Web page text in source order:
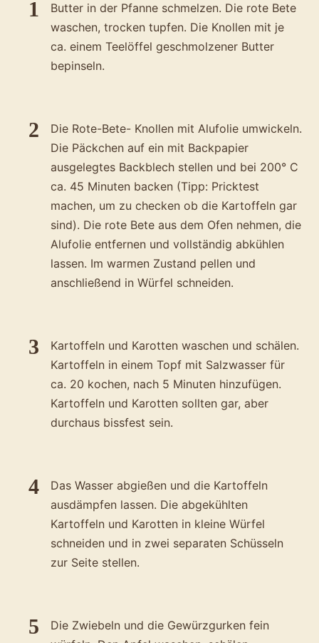
Rosolli-
Salat
Butter in der Pfanne schmelzen. Die rote Bete
waschen, trocken tupfen. Die Knollen mit je
ca. einem Teelöffel geschmolzener Butter
bepinseln.
Die Rote-Bete- Knollen mit Alufolie umwickeln.
Die Päckchen auf ein mit Backpapier
ausgelegtes Backblech stellen und bei 200° C
ca. 45 Minuten backen (Tipp: Pricktest
machen, um zu checken ob die Kartoffeln gar
sind). Die rote Bete aus dem Ofen nehmen, die
Alufolie entfernen und vollständig abkühlen
lassen. Im warmen Zustand pellen und
anschließend in Würfel schneiden.
Kartoffeln und Karotten waschen und schälen.
Kartoffeln in einem Topf mit Salzwasser für
ca. 20 kochen, nach 5 Minuten hinzufügen.
Kartoffeln und Karotten sollten gar, aber
durchaus bissfest sein.
Das Wasser abgießen und die Kartoffeln
ausdämpfen lassen. Die abgekühlten
Kartoffeln und Karotten in kleine Würfel
schneiden und in zwei separaten Schüsseln
zur Seite stellen.
Die Zwiebeln und die Gewürzgurken fein